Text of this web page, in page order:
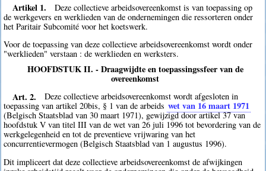
Artikel 1.
Deze collectieve arbeidsovereenkomst is van toepassing op
de werkgevers en werklieden van de ondernemingen die ressorteren onder
het Paritair Subcomité voor het koetswerk.
Voor de toepassing van deze collectieve arbeidsovereenkomst wordt onder
"werklieden" verstaan : de werklieden en werksters.
HOOFDSTUK II. - Draagwijdte en toepassingssfeer van de
overeenkomst
Art. 2.
Deze collectieve arbeidsovereenkomst wordt afgesloten in
toepassing van artikel 20bis, § 1 van de arbeids wet van 16 maart 1971
(Belgisch Staatsblad van 30 maart 1971), gewijzigd door artikel 37 van
hoofdstuk V van titel III van de wet van 26 juli 1996 tot bevordering van de
werkgelegenheid en tot de preventieve vrijwaring van het
concurrentievermogen (Belgisch Staatsblad van 1 augustus 1996).
Dit impliceert dat deze collectieve arbeidsovereenkomst de afwijkingen